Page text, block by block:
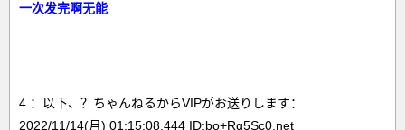
一次发完啊无能
4 ：以下、？ちゃんねるからVIPがお送りします：
2022/11/14(月) 01:15:08.444 ID:bo+Rq5Sc0.net